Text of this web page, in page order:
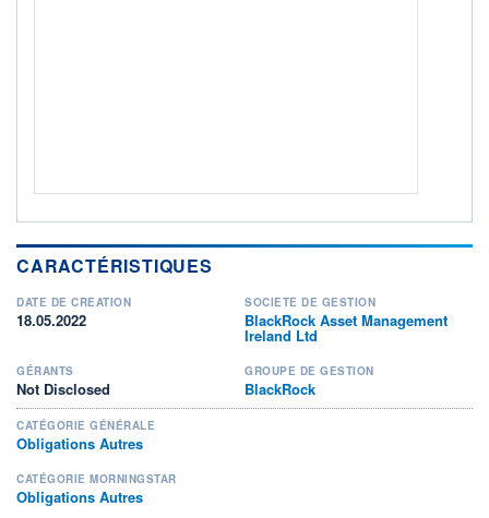
CARACTÉRISTIQUES
DATE DE CRÉATION
18.05.2022
SOCIÉTÉ DE GESTION
BlackRock Asset Management
Ireland Ltd
GÉRANTS
Not Disclosed
GROUPE DE GESTION
BlackRock
CATÉGORIE GÉNÉRALE
Obligations Autres
CATÉGORIE MORNINGSTAR
Obligations Autres